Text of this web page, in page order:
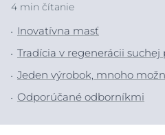
4 min čítanie
Inovatívna masť
Tradícia v regenerácii suchej
Jeden výrobok, mnoho
Odporúčané odborníkmi